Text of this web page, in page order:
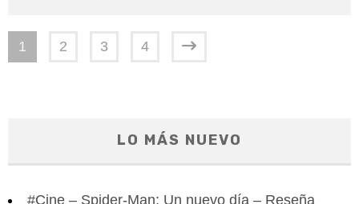
1 2 3 4
LO MÁS NUEVO
#Cine – Spider-Man: Un nuevo día – Reseña